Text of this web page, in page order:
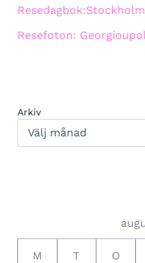
Resefoton:
Arkiv
M T O